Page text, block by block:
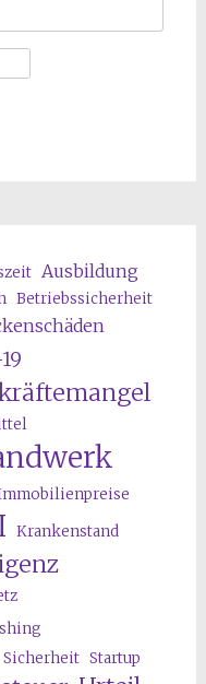
Ausbildung
Betriebssicherheit
Krankenstand
Sicherheit Startup